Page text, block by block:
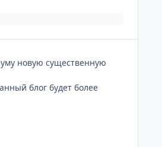
новую существенную
блог будет более